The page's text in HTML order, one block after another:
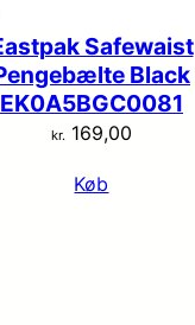
Safewaist
Black
EK0A5BGC0081
kr. 169,00
Køb